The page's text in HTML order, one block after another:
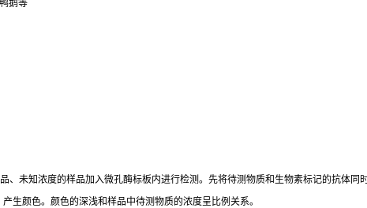
鹅等
未知浓度的样品加入微孔酶标板内进行检测。先将待测物质和生物素标记的抗体同
生颜色。颜色的深浅和样品中待测物质的浓度呈比例关系。